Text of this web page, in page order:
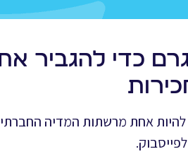
כדי להגביר
אחת מרשתות המדיה